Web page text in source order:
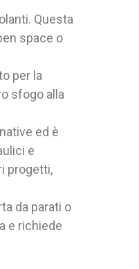
Questa
space o
per la
sfogo alla
ed è
e
progetti,
da parati o
e richiede